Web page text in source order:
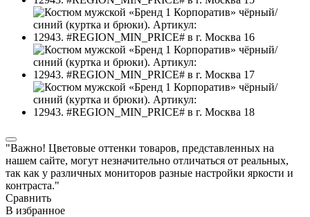
"Важно! Цветовые оттенки товаров, представленных на
нашем сайте, могут незначительно отличаться от реальных,
так как у различных мониторов разные настройки яркости и
контраста."
Сравнить
В избранное